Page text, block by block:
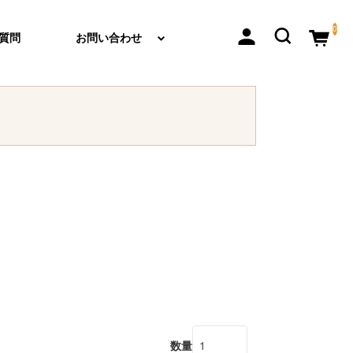
問 お問い合わせ
0
数量